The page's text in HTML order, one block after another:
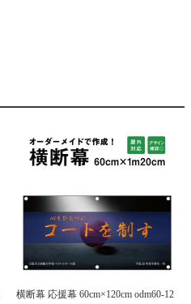
横断幕 応援幕 60cm×120cm odm60-12